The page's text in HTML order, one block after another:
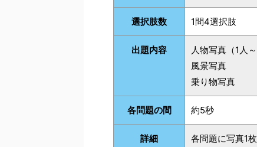
選択肢数 1問4選択肢
出題内容
人物写真（1人～
風景写真
乗り物写真
各問題の間 約5秒
詳細 各問題に写真1